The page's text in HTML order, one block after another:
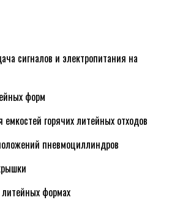
сигналов и электропитания на
форм
емкостей горячих литейных отходов
пневмоциллиндров
формах